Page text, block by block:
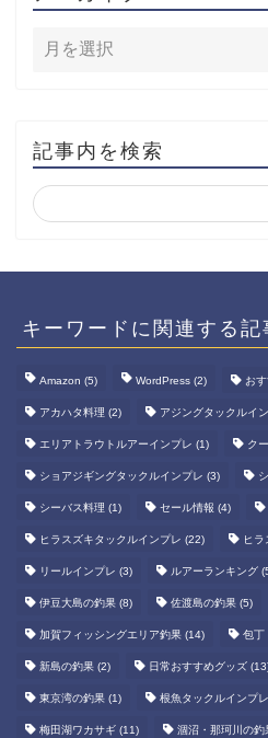
記事内を検索
キーワードに関連する記
Amazon (5) WordPress (2) お
アカハタ料理 (2) アジングタックルイ
エリアトラウトルアーインプレ (1) ク
ショアジギングタックルインプレ (3)
シーバス料理 (1) セール情報 (4)
ヒラスズキタックルインプレ (22) ヒラ
リールインプレ (3) ルアーランキング
伊豆大島の釣果 (8) 佐渡島の釣果 (5)
加賀フィッシングエリア釣果 (14) 包丁
新島の釣果 (2) 日常おすすめグッズ
東京湾の釣果 (1) 根魚タックルインプレ
梅田湖ワカサギ (11) 涸沼・那珂川の釣